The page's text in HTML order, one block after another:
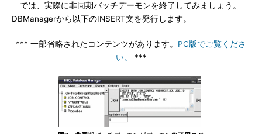
では、実際に非同期バッチデーモンを終了してみましょう。
DBManagerから以下のINSERT文を発行します。
*** 一部省略されたコンテンツがあります。 PC版でご覧くださ
い。
***